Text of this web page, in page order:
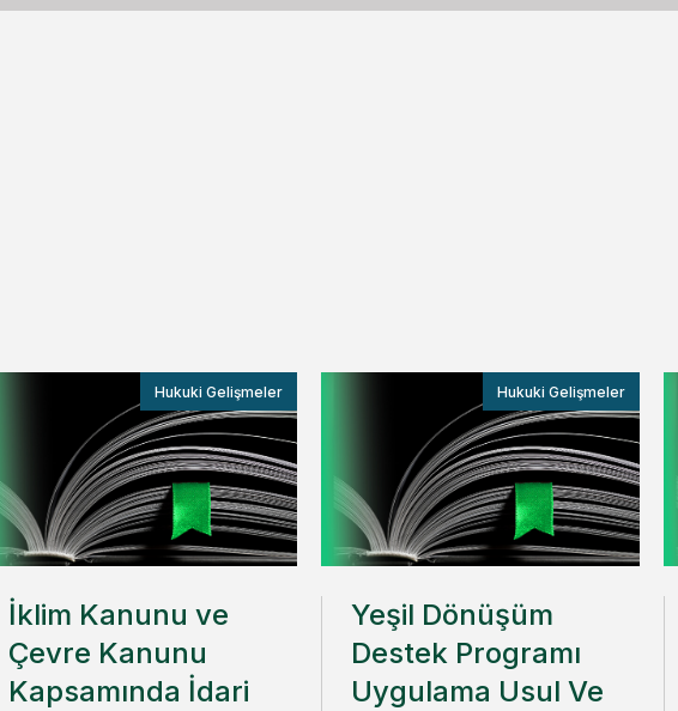
Hukuki Gelişmeler
İklim Kanunu ve
Çevre Kanunu
Kapsamında İdari
Hukuki Gelişmeler
Yeşil Dönüşüm
Destek Programı
Uygulama Usul Ve